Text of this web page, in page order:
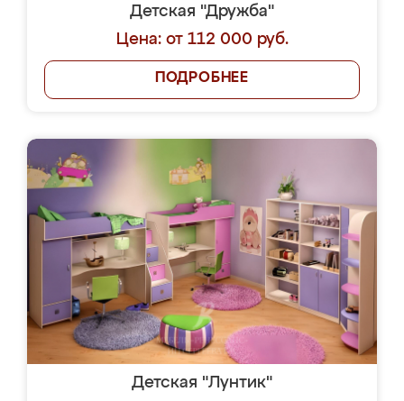
Детская "Дружба"
Цена: от 112 000 руб.
ПОДРОБНЕЕ
Детская "Лунтик"